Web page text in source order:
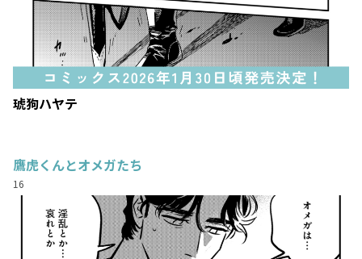
琥狗ハヤテ
鷹虎くんとオメガたち
16